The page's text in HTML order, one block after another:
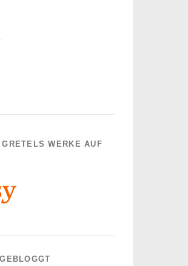
GRETELS WERKE AUF